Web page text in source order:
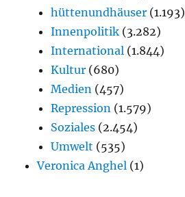
hüttenundhäuser (1.193)
Innenpolitik (3.282)
International (1.844)
Kultur (680)
Medien (457)
Repression (1.579)
Soziales (2.454)
Umwelt (535)
Veronica Anghel (1)